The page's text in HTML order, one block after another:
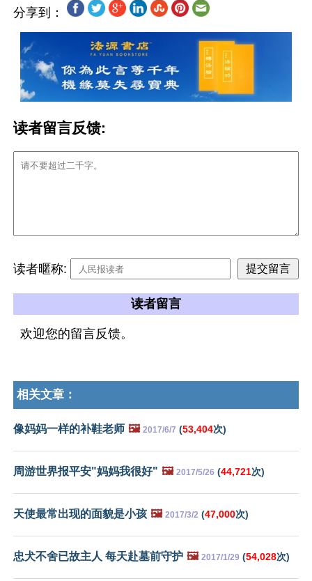
分享到：
读者留言反馈:
读者暱称:
读者留言
欢迎您的留言反馈。
相关文章：
像妈妈一样的补鞋老师 🖼️ 2017/6/7 (53,404次)
周游世界报平安"妈妈我很好" 🖼️ 2017/5/26 (44,721次)
天使最常出现的面貌是小孩 🖼️ 2017/3/2 (47,000次)
忠犬不舍已故主人 每天赴墓前守护 🖼️ 2017/1/29 (54,028次)